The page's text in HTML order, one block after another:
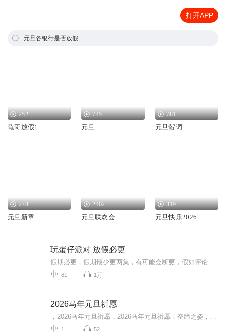
打开APP
元旦各银行是否放假
252
龟哥放假1
745
元旦
781
元旦贺词
278
元旦新章
2402
元旦联欢会
319
元旦快乐2026
玩蛋仔派对 放假必更
81 1万
2026马年元旦祈愿
1 52